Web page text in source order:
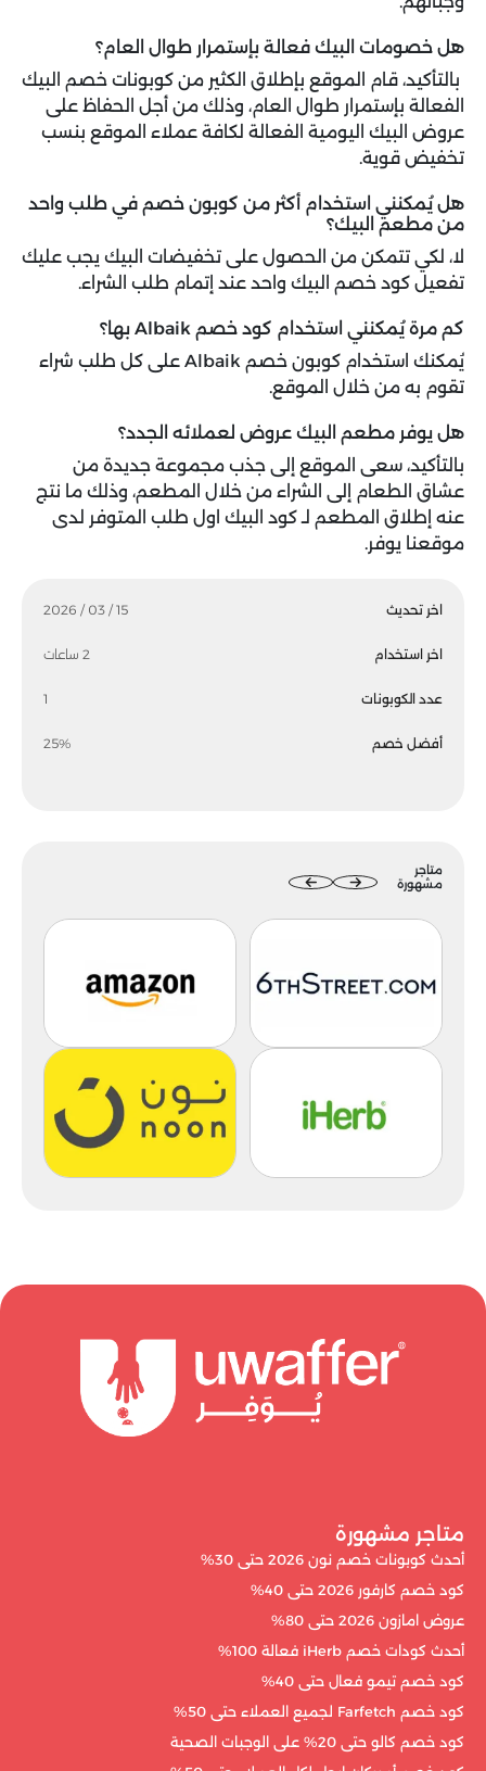
اخر تحديث 15 / 03 / 2026
اخر استخدام 2 ساعات
عدد الكوبونات 1
أفضل خصم 25%
متاجر
مشهورة
هل خصومات البيك فعالة بإستمرار طوال العام؟
بالتأكيد، قام الموقع بإطلاق الكثير من كوبونات خصم البيك
الفعالة بإستمرار طوال العام، وذلك من أجل الحفاظ على
عروض البيك اليومية الفعالة لكافة عملاء الموقع بنسب
تخفيض قوية.
هل يُمكنني استخدام أكثر من كوبون خصم في طلب واحد
من مطعم البيك؟
لا، لكي تتمكن من الحصول على تخفيضات البيك يجب عليك
تفعيل كود خصم البيك واحد عند إتمام طلب الشراء.
كم مرة يُمكنني استخدام كود خصم Albaik بها؟
يُمكنك استخدام كوبون خصم Albaik على كل طلب شراء
تقوم به من خلال الموقع.
هل يوفر مطعم البيك عروض لعملائه الجدد؟
بالتأكيد، سعى الموقع إلى جذب مجموعة جديدة من
عشاق الطعام إلى الشراء من خلال المطعم، وذلك ما نتج
عنه إطلاق المطعم لـ كود البيك اول طلب المتوفر لدى
موقعنا يوفر.
متاجر مشهورة
أحدث كوبونات خصم نون 2026 حتى 30%
كود خصم كارفور 2026 حتى 40%
عروض امازون 2026 حتى 80%
أحدث كودات خصم iHerb فعالة 100%
كود خصم تيمو فعال حتى 40%
كود خصم Farfetch لجميع العملاء حتى 50%
كود خصم كالو حتى 20% على الوجبات الصحية